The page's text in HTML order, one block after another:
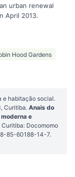
urban renewal
April 2013.
Hood Gardens
e habitação social.
Curitiba. Anais do
e
Curitiba: Docomomo
85-60188-14-7.